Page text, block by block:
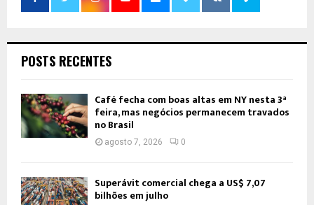
POSTS RECENTES
Café fecha com boas altas em NY nesta 3ª
feira, mas negócios permanecem travados
no Brasil
agosto 7, 2026 0
Superávit comercial chega a US$ 7,07
bilhões em julho